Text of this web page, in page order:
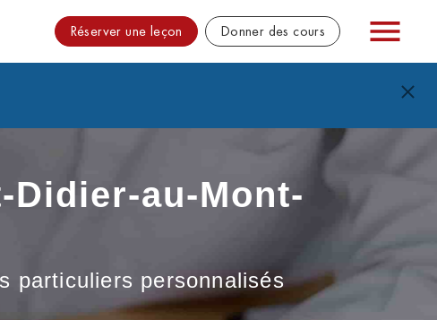
Réserver une leçon Donner des cours
au-Mont-
particuliers personnalisés